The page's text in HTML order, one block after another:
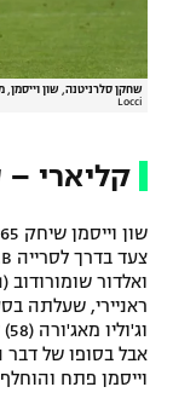
שחקן סלרניטנה, שון
Locci
קליארי –
וייסמן פתח והוחלף בדקה ה-